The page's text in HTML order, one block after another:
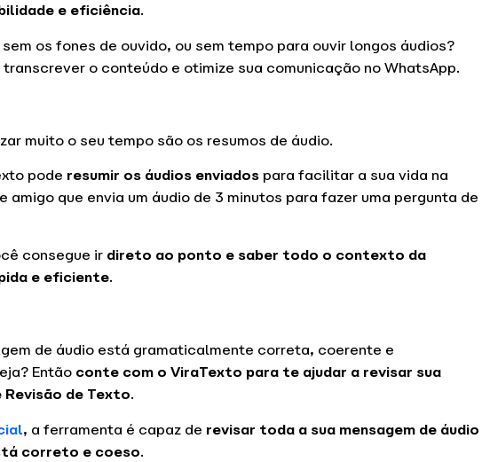
e eficiência.
os fones de ouvido, ou sem tempo para ouvir longos áudios?
o conteúdo e otimize sua comunicação no WhatsApp.
muito o seu tempo são os resumos de áudio.
pode resumir os áudios enviadospara facilitar a sua vida na
amigo que envia um áudio de 3 minutos para fazer uma pergunta de
consegue ir direto ao ponto e saber todo o contexto da
e eficiente.
de áudio está gramaticalmente correta, coerente e
Então conte com o ViraTexto para te ajudar a revisar sua
Revisão de Texto.
, a ferramenta é capaz de revisar toda a sua mensagem de áudio
correto e coeso.